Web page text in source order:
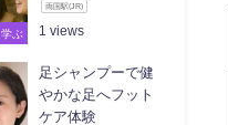
学ぶ
両国駅(JR)
1
足シャンプーで健
やかな足へフット
ケア体験